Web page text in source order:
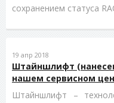
сохранением статуса
19 апр 2018
Штайншлифт
нашем сервисном
Штайншлифт –